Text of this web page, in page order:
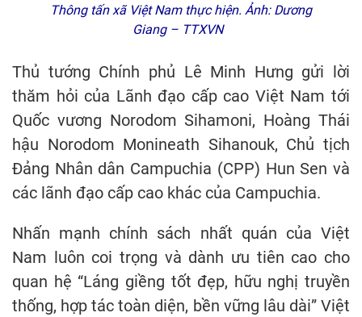
Thông tấn xã Việt Nam thực hiện. Ảnh: Dương
Giang – TTXVN
Thủ tướng Chính phủ Lê Minh Hưng gửi lời
thăm hỏi của Lãnh đạo cấp cao Việt Nam tới
Quốc vương Norodom Sihamoni, Hoàng Thái
hậu Norodom Monineath Sihanouk, Chủ tịch
Đảng Nhân dân Campuchia (CPP) Hun Sen và
các lãnh đạo cấp cao khác của Campuchia.
Nhấn mạnh chính sách nhất quán của Việt
Nam luôn coi trọng và dành ưu tiên cao cho
quan hệ “Láng giềng tốt đẹp, hữu nghị truyền
thống, hợp tác toàn diện, bền vững lâu dài” Việt